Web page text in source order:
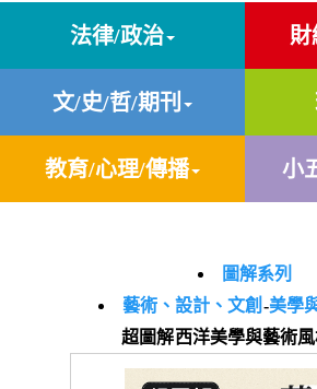
法律/政治 財
文/史/哲/期刊
教育/心理/傳播 小
圖解系列
藝術、設計、文創 -美學
超圖解西洋美學與藝術